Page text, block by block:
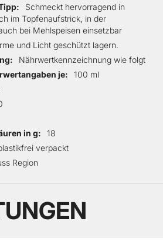
Schmeckt hervorragend in
im Topfenaufstrick, in der
bei Mehlspeisen einsetzbar
und Licht geschützt lagern.
Nährwertkennzeichnung wie folgt
je
100 ml
in g
18
verpackt
Region